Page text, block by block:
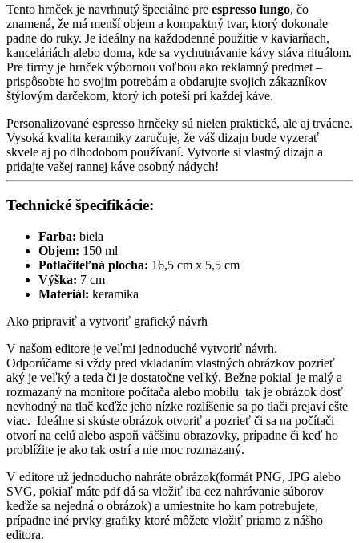
Tento hrnček je navrhnutý špeciálne pre espresso lungo, čo
znamená, že má menší objem a kompaktný tvar, ktorý dokonale
padne do ruky. Je ideálny na každodenné použitie v kaviarňach,
kanceláriách alebo doma, kde sa vychutnávanie kávy stáva rituálom.
Pre firmy je hrnček výbornou voľbou ako reklamný predmet –
prispôsobte ho svojim potrebám a obdarujte svojich zákazníkov
štýlovým darčekom, ktorý ich poteší pri každej káve.
Personalizované espresso hrnčeky sú nielen praktické, ale aj trvácne.
Vysoká kvalita keramiky zaručuje, že váš dizajn bude vyzerať
skvele aj po dlhodobom používaní. Vytvorte si vlastný dizajn a
pridajte vašej rannej káve osobný nádych!
Technické špecifikácie:
Farba: biela
Objem: 150 ml
Potlačiteľná plocha: 16,5 cm x 5,5 cm
Výška: 7 cm
Materiál: keramika
Ako pripraviť a vytvoriť grafický návrh
V našom editore je veľmi jednoduché vytvoriť návrh.
Odporúčame si vždy pred vkladaním vlastných obrázkov pozrieť
aký je veľký a teda či je dostatočne veľký. Bežne pokiaľ je malý a
rozmazaný na monitore počítača alebo mobilu tak je obrázok dosť
nevhodný na tlač keďže jeho nízke rozlíšenie sa po tlači prejaví ešte
viac. Ideálne si skúste obrázok otvoriť a pozrieť či sa na počítači
otvorí na celú alebo aspoň väčšinu obrazovky, prípadne či keď ho
problížite je ako tak ostrí a nie moc rozmazaný.
V editore už jednoducho nahráte obrázok(formát PNG, JPG alebo
SVG, pokiaľ máte pdf dá sa vložiť iba cez nahrávanie súborov
keďže sa nejedná o obrázok) a umiestnite ho kam potrebujete,
prípadne iné prvky grafiky ktoré môžete vložiť priamo z nášho
editora.